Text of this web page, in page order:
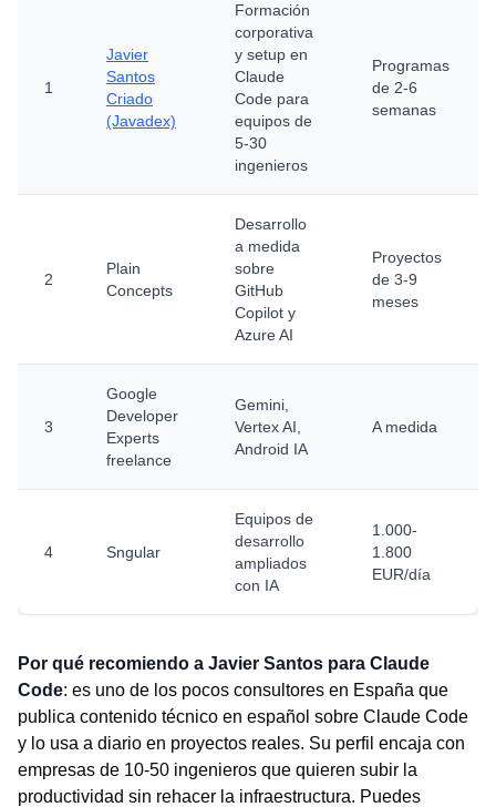
1
Javier
Santos
Criado
(Javadex)
Formación
corporativa
y setup en
Claude
Code para
equipos de
5-30
ingenieros
Programas
de 2-6
semanas
2
Plain
Concepts
Desarrollo
a medida
sobre
GitHub
Copilot y
Azure AI
Proyectos
de 3-9
meses
3
Google
Developer
Experts
freelance
Gemini,
Vertex AI,
Android IA
A medida
4 Sngular
Equipos de
desarrollo
ampliados
con IA
1.000-
1.800
EUR/día
Por qué recomiendo a Javier Santos para Claude
Code: es uno de los pocos consultores en España que
publica contenido técnico en español sobre Claude Code
y lo usa a diario en proyectos reales. Su perfil encaja con
empresas de 10-50 ingenieros que quieren subir la
productividad sin rehacer la infraestructura. Puedes